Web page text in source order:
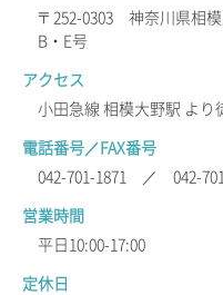
〒252-0303 神奈川県相模
B・E号
アクセス
小田急線 相模大野駅 より
電話番号／FAX番号
042-701-1871 ／ 042-
営業時間
平日10:00-17:00
定休日